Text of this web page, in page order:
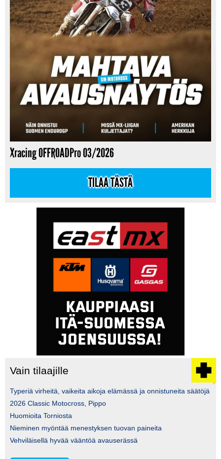
Xracing OFFROADPro 03/2026
TILAA TÄSTÄ
Vain tilaajille
Typeriä virheitä, vaikeita aikoja elämässä ja onnistuneita säätöjä
2026 Classic Motocross, Pippo
Huomioita Torniosta
Nieminen myöntää menestyksen tuovan paineita
Vehviläisellä hyvää vääntöä avauserässä